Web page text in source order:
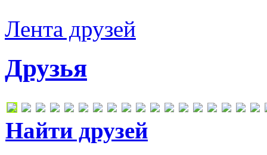
Лента друзей
Друзья
Найти друзей